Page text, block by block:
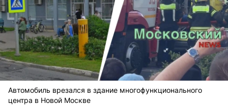
Автомобиль врезался в здание многофункционального
центра в Новой Москве